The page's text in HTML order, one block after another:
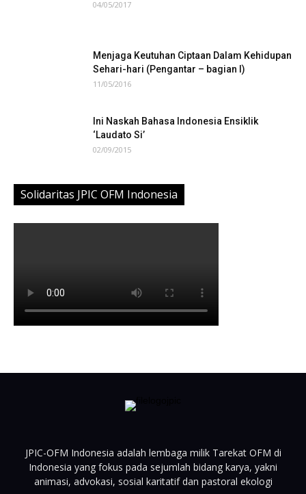
04/05/2017
Menjaga Keutuhan Ciptaan Dalam Kehidupan
Sehari-hari (Pengantar – bagian I)
11/05/2016
Ini Naskah Bahasa Indonesia Ensiklik
‘Laudato Si’
02/09/2015
Solidaritas JPIC OFM Indonesia
JPIC-OFM Indonesia adalah lembaga milik Tarekat OFM di
Indonesia yang fokus pada sejumlah bidang karya, yakni
animasi, advokasi, sosial karitatif dan pastoral ekologi